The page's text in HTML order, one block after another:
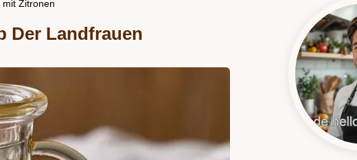
Zitronen
Der Landfrauen